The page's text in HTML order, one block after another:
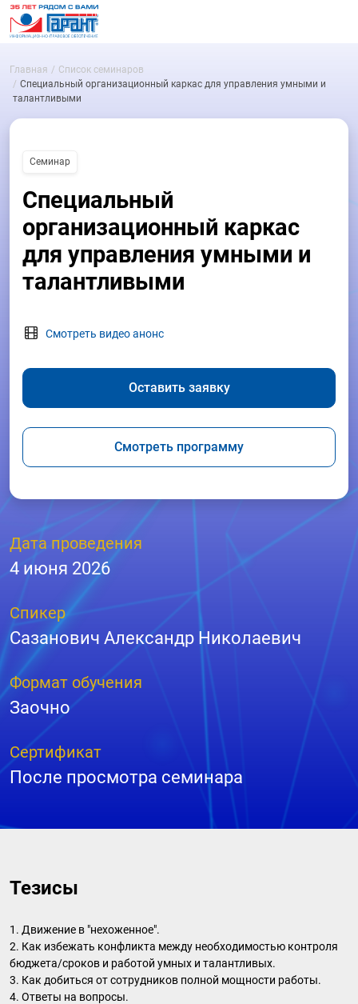
Главная
Список семинаров
Специальный организационный каркас для управления умными и
талантливыми
Семинар
Специальный
организационный каркас
для управления умными и
талантливыми
Смотреть видео анонс
Оставить заявку
Смотреть программу
Дата проведения
4 июня 2026
Спикер
Сазанович Александр Николаевич
Формат обучения
Заочно
Сертификат
После просмотра семинара
Тезисы
1. Движение в "нехоженное".
2. Как избежать конфликта между необходимостью контроля
бюджета/сроков и работой умных и талантливых.
3. Как добиться от сотрудников полной мощности работы.
4. Ответы на вопросы.